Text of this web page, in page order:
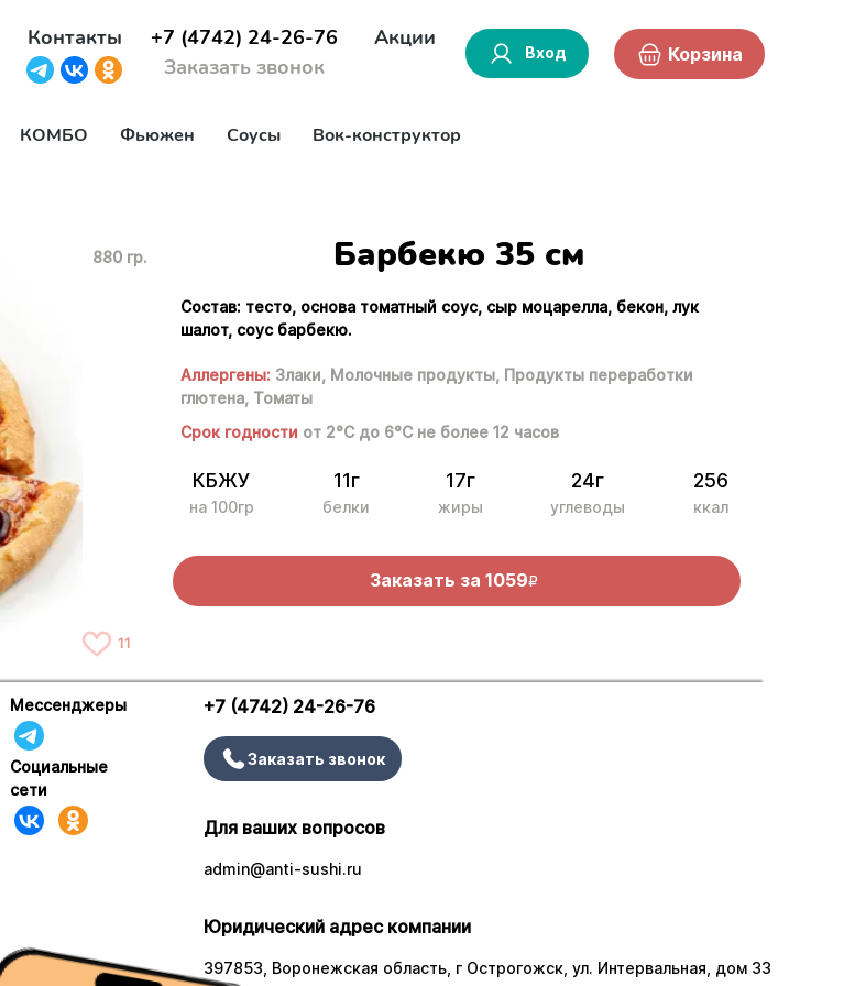
Контакты
+7 (4742) 24-26-76
Заказать звонок
Акции
Вход Корзина
КОМБО Фьюжен Соусы Вок-конструктор
880 гр.
11
Барбекю 35 см
Состав: тесто, основа томатный соус, сыр моцарелла, бекон, лук
шалот, соус барбекю.
Аллергены: Злаки, Молочные продукты, Продукты переработки
глютена, Томаты
Срок годности от 2°С до 6°С не более 12 часов
КБЖУ
на 100гр
11г
белки
17г
жиры
24г
углеводы
256
ккал
Заказать за 1059R
Мессенджеры
Социальные
сети
+7 (4742) 24-26-76
Заказать звонок
Для ваших вопросов
admin@anti-sushi.ru
Юридический адрес компании
397853, Воронежская область, г Острогожск, ул. Интервальная, дом 33